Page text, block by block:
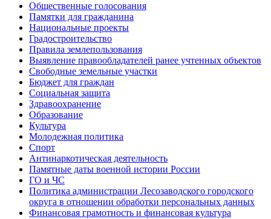
Общественные голосования
Памятки для гражданина
Национальные проекты
Градостроительство
Правила землепользования
Выявление правообладателей ранее учтенных объектов
Свободные земельные участки
Бюджет для граждан
Социальная защита
Здравоохранение
Образование
Культура
Молодежная политика
Спорт
Антинаркотическая деятельность
Памятные даты военной истории России
ГО и ЧС
Политика администрации Лесозаводского городского
округа в отношении обработки персональных данных
Финансовая грамотность и финансовая культура